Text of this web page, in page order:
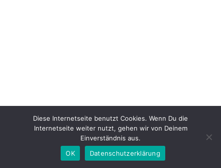
Diese Internetseite benutzt Cookies. Wenn Du die
Internetseite weiter nutzt, gehen wir von Deinem
Einverständnis aus.
OK
Datenschutzerklärung